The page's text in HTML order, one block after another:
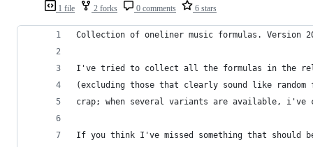
1 file 2 forks 0 comments 6 stars
Collection of oneliner music formulas. Version
I've tried to collect all the formulas in the
(excluding those that clearly sound like
crap; when several variants are available, i've
If you think I've missed something that should